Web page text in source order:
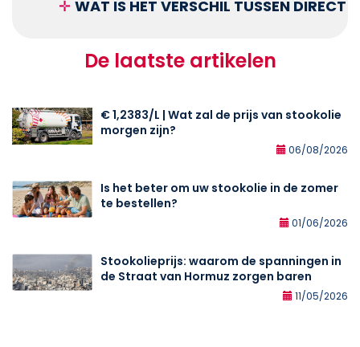
✛ WAT IS HET VERSCHIL TUSSEN DIRECT
De laatste artikelen
€ 1,2383/L | Wat zal de prijs van stookolie
morgen zijn?
06/08/2026
Is het beter om uw stookolie in de zomer
te bestellen?
01/06/2026
Stookolieprijs: waarom de spanningen in
de Straat van Hormuz zorgen baren
11/05/2026